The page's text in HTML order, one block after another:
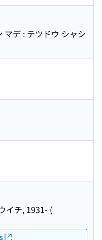
マデ : テツドウ シャシ
イチ, 1931- (